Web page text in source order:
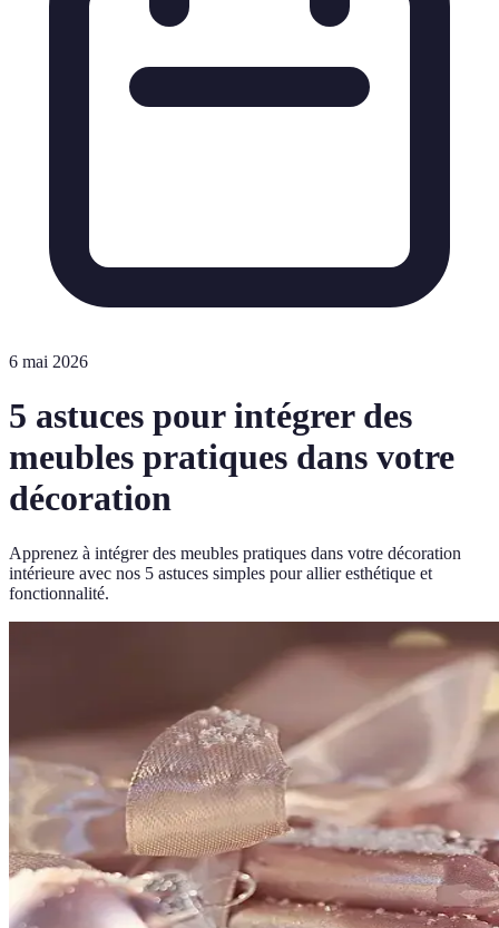
6 mai 2026
5 astuces pour intégrer des
meubles pratiques dans votre
décoration
Apprenez à intégrer des meubles pratiques dans votre décoration
intérieure avec nos 5 astuces simples pour allier esthétique et
fonctionnalité.